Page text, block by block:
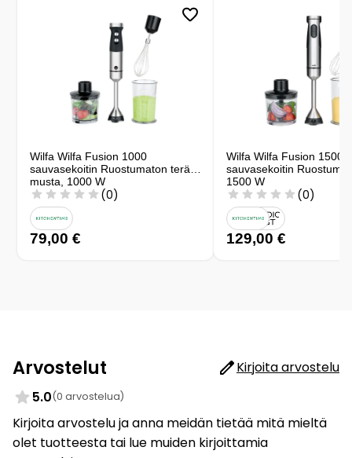
Wilfa Wilfa Fusion 1000
sauvasekoitin Ruostumaton teräs
musta, 1000 W
(0)
79,00 €
Wilfa Wilfa Fusion 1500
sauvasekoitin
1500 W
(0)
129,00 €
Arvostelut
Kirjoita arvostelu
5.0(0 arvostelua)
Kirjoita arvostelu ja anna meidän tietää mitä mieltä
olet tuotteesta tai lue muiden kirjoittamia